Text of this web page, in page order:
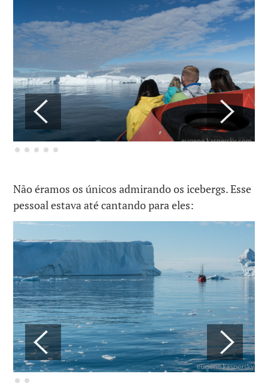
Não éramos os únicos admirando os icebergs. Esse
pessoal estava até cantando para eles: